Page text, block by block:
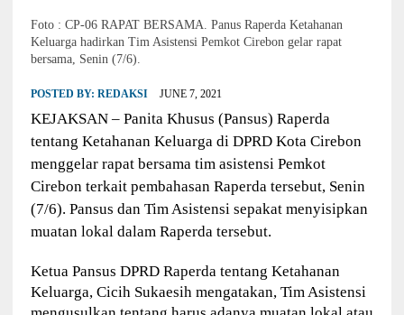
Foto : CP-06 RAPAT BERSAMA. Panus Raperda Ketahanan
Keluarga hadirkan Tim Asistensi Pemkot Cirebon gelar rapat
bersama, Senin (7/6).
POSTED BY: REDAKSI JUNE 7, 2021
KEJAKSAN – Panita Khusus (Pansus) Raperda
tentang Ketahanan Keluarga di DPRD Kota Cirebon
menggelar rapat bersama tim asistensi Pemkot
Cirebon terkait pembahasan Raperda tersebut, Senin
(7/6). Pansus dan Tim Asistensi sepakat menyisipkan
muatan lokal dalam Raperda tersebut.
Ketua Pansus DPRD Raperda tentang Ketahanan
Keluarga, Cicih Sukaesih mengatakan, Tim Asistensi